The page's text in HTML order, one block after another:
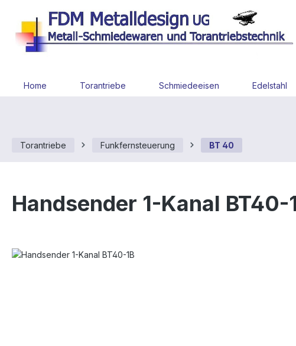
Hauptinhalt springen
Zur Suche springen
Zur Hauptnavigation springen
Home Torantriebe Schmiedeeisen Edelstahl
Torantriebe Funkfernsteuerung BT 40
Handsender 1-Kanal BT40-
Bildergalerie überspringen